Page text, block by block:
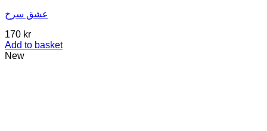
عشق سرخ
170 kr
Add to basket
New